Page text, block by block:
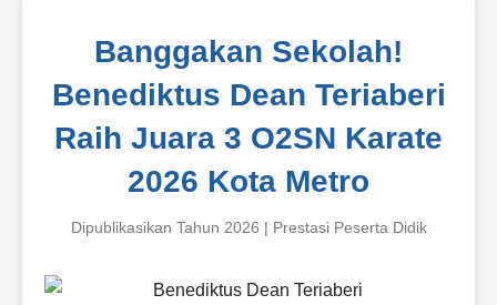
Banggakan Sekolah!
Benediktus Dean Teriaberi
Raih Juara 3 O2SN Karate
2026 Kota Metro
Dipublikasikan Tahun 2026 | Prestasi Peserta Didik